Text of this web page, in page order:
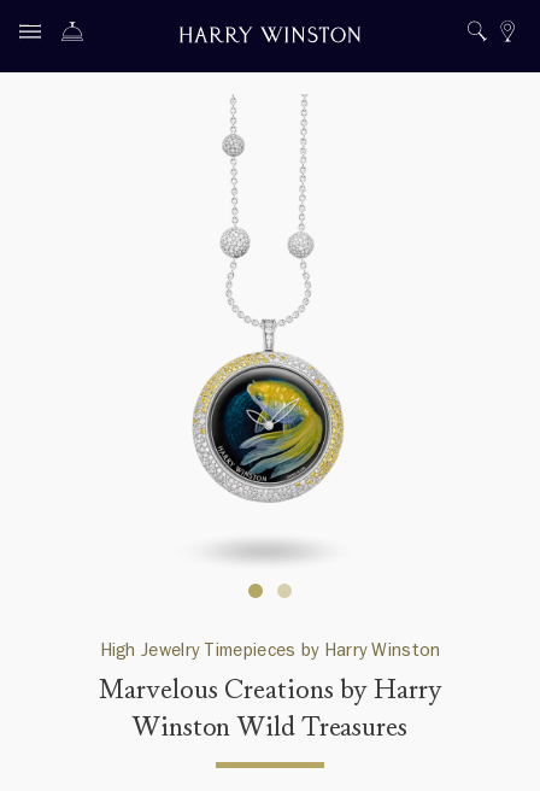
High Jewelry Timepieces by Harry Winston
Marvelous Creations by Harry
Winston Wild Treasures